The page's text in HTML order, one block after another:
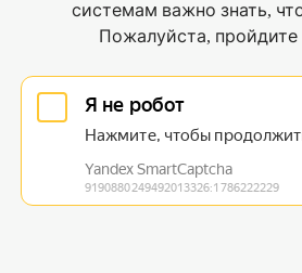
системам важно знать,
Пожалуйста, пройдите